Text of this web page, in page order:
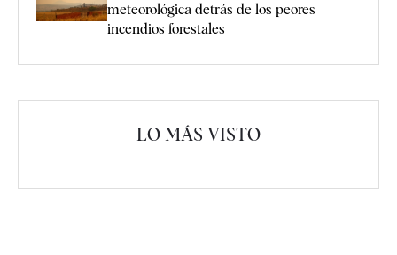
meteorológica detrás de los peores
incendios forestales
LO MÁS VISTO